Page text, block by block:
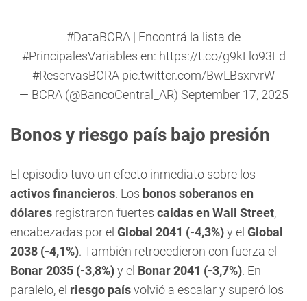
#DataBCRA | Encontrá la lista de
#PrincipalesVariables en: https://t.co/g9kLlo93Ed
#ReservasBCRA pic.twitter.com/BwLBsxrvrW
— BCRA (@BancoCentral_AR) September 17, 2025
Bonos y riesgo país bajo presión
El episodio tuvo un efecto inmediato sobre los
activos financieros. Los bonos soberanos en
dólares registraron fuertes caídas en Wall Street,
encabezadas por el Global 2041 (-4,3%)y el Global
2038 (-4,1%). También retrocedieron con fuerza el
Bonar 2035 (-3,8%)y el Bonar 2041 (-3,7%). En
paralelo, el riesgo paísvolvió a escalar y superó los